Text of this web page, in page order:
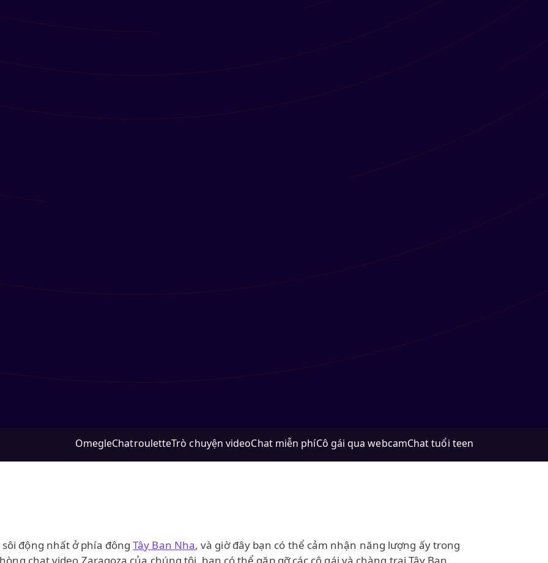
OmegleChatrouletteTrò chuyện videoChat miễn phíCô gái qua webcamChat tuổi teen
động nhất ở phía đôngTây Ban Nha, và giờ đây bạn có thể cảm nhận năng lượng ấy trong